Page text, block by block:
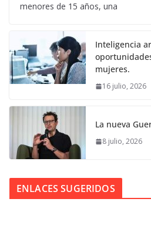
menores de 15 años, una
Inteligencia
mujeres.
16 julio, 2026
La nueva
8 julio, 2026
ENLACES SUGERIDOS